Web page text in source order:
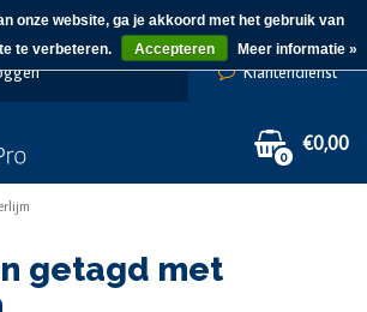
Klantendienst
0
€0,00
getagd met
onze website, ga je akkoord met het gebruik van
te verbeteren.
Accepteren Meer informatie »